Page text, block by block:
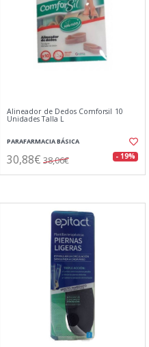
Alineador de Dedos Comforsil 10
Unidades Talla L
PARAFARMACIA BÁSICA
30,88€ 38,06€ - 19%